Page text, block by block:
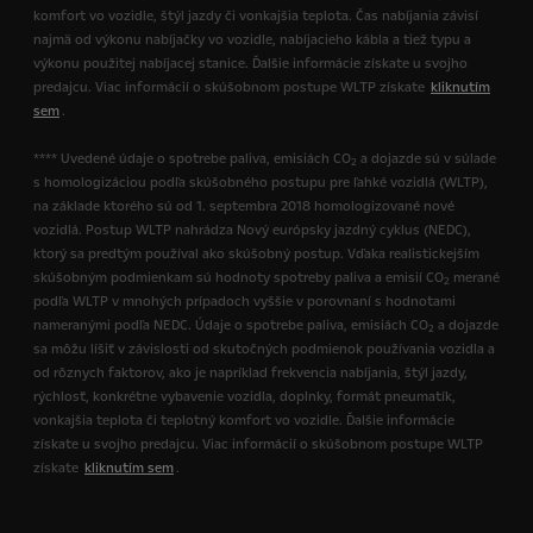
komfort vo vozidle, štýl jazdy či vonkajšia teplota. Čas nabíjania závisí
najmä od výkonu nabíjačky vo vozidle, nabíjacieho kábla a tiež typu a
výkonu použitej nabíjacej stanice. Ďalšie informácie získate u svojho
predajcu. Viac informácií o skúšobnom postupe WLTP získate kliknutím
sem .
**** Uvedené údaje o spotrebe paliva, emisiách CO2 a dojazde sú v súlade
s homologizáciou podľa skúšobného postupu pre ľahké vozidlá (WLTP),
na základe ktorého sú od 1. septembra 2018 homologizované nové
vozidlá. Postup WLTP nahrádza Nový európsky jazdný cyklus (NEDC),
ktorý sa predtým používal ako skúšobný postup. Vďaka realistickejším
skúšobným podmienkam sú hodnoty spotreby paliva a emisií CO2 merané
podľa WLTP v mnohých prípadoch vyššie v porovnaní s hodnotami
nameranými podľa NEDC. Údaje o spotrebe paliva, emisiách CO2 a dojazde
sa môžu líšiť v závislosti od skutočných podmienok používania vozidla a
od rôznych faktorov, ako je napríklad frekvencia nabíjania, štýl jazdy,
rýchlosť, konkrétne vybavenie vozidla, doplnky, formát pneumatík,
vonkajšia teplota či teplotný komfort vo vozidle. Ďalšie informácie
získate u svojho predajcu. Viac informácií o skúšobnom postupe WLTP
získate kliknutím sem .